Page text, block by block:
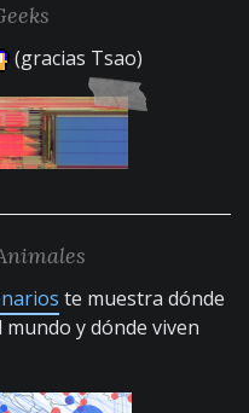
(gracias Tsao)
te muestra dónde
y dónde viven